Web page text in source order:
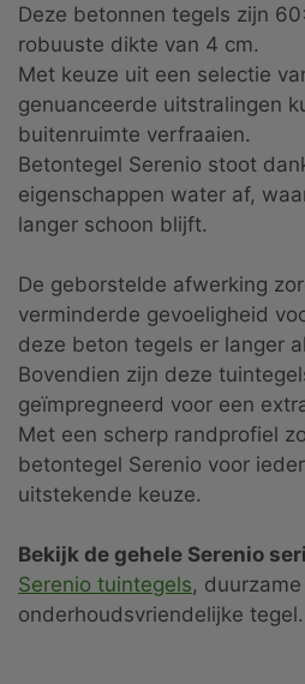
Deze betonnen tegels zijn
robuuste dikte van 4 cm.
Met keuze uit een selectie
genuanceerde uitstralingen
buitenruimte verfraaien.
Betontegel Serenio stoot
eigenschappen water af,
langer schoon blijft.
De geborstelde afwerking
verminderde gevoeligheid
deze beton tegels er langer
Bovendien zijn deze
geïmpregneerd voor een
Met een scherp randprofiel
betontegel Serenio voor
uitstekende keuze.
Bekijk de gehele Serenio
Serenio tuintegels,
onderhoudsvriendelijke tegel.